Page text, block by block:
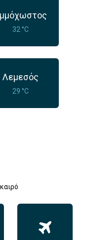
32 °C
Λεμεσός
29 °C